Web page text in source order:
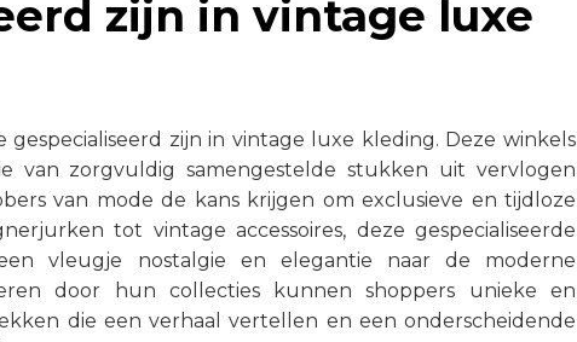
zijn in vintage luxe
gespecialiseerd zijn in vintage luxe kleding. Deze winkels
van zorgvuldig samengestelde stukken uit vervlogen
van mode de kans krijgen om exclusieve en tijdloze
tot vintage accessoires, deze gespecialiseerde
vleugje nostalgie en elegantie naar de moderne
door hun collecties kunnen shoppers unieke en
die een verhaal vertellen en een onderscheidende